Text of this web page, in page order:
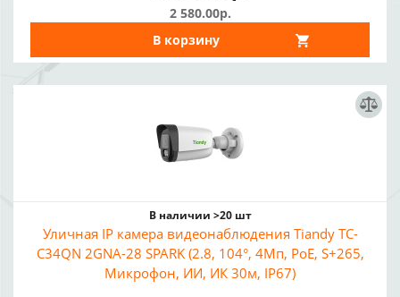
2 580.00р.
В корзину
В наличии >20 шт
Уличная IP камера видеонаблюдения Tiandy TC-
C34QN 2GNA-28 SPARK (2.8, 104°, 4Мп, PoE, S+265,
Микрофон, ИИ, ИК 30м, IP67)